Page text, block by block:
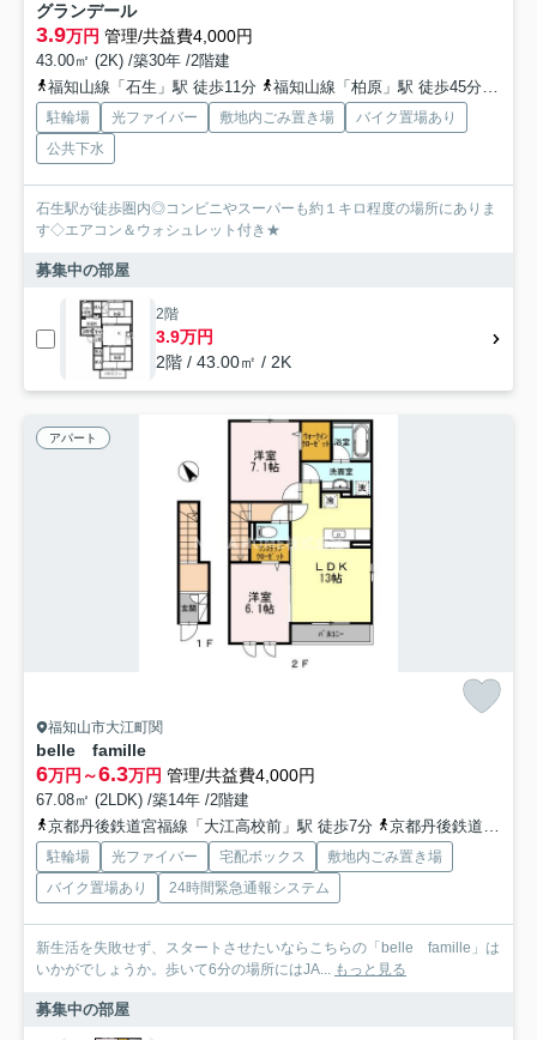
グランデール
3.9万円 管理/共益費4,000円
43.00㎡ (2K) /築30年 /2階建
福知山線「石生」駅 徒歩11分
福知山線「柏原」駅 徒歩45分車8分 3.5km
駐輪場 光ファイバー 敷地内ごみ置き場
バイク置場あり
公共下水
石生駅が徒歩圏内◎コンビニやスーパーも約１キロ程度の場所にありま
す◇エアコン＆ウォシュレット付き★
募集中の部屋
2階
3.9万円
2階 / 43.00㎡ / 2K
アパート
福知山市大江町関
belle famille
6万円～6.3万円 管理/共益費4,000円
67.08㎡ (2LDK) /築14年 /2階建
京都丹後鉄道宮福線「大江高校前」駅 徒歩7分
京都丹後鉄道宮福線「大江」駅 徒歩7分
駐輪場 光ファイバー 宅配ボックス
敷地内ごみ置き場
バイク置場あり
24時間緊急通報システム
新生活を失敗せず、スタートさせたいならこちらの「belle famille」は
いかがでしょうか。歩いて6分の場所にはJA... もっと見る
募集中の部屋